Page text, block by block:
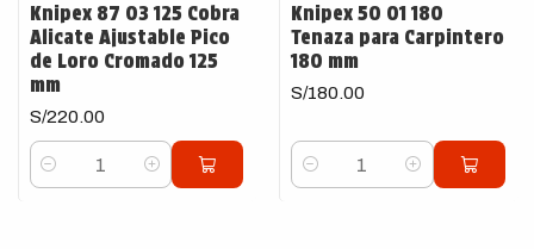
Knipex 87 03 125 Cobra
Alicate Ajustable Pico
de Loro Cromado 125
mm
S/220.00
Cantidad
Knipex 50 01 180
Tenaza para Carpintero
180 mm
S/180.00
Cantidad